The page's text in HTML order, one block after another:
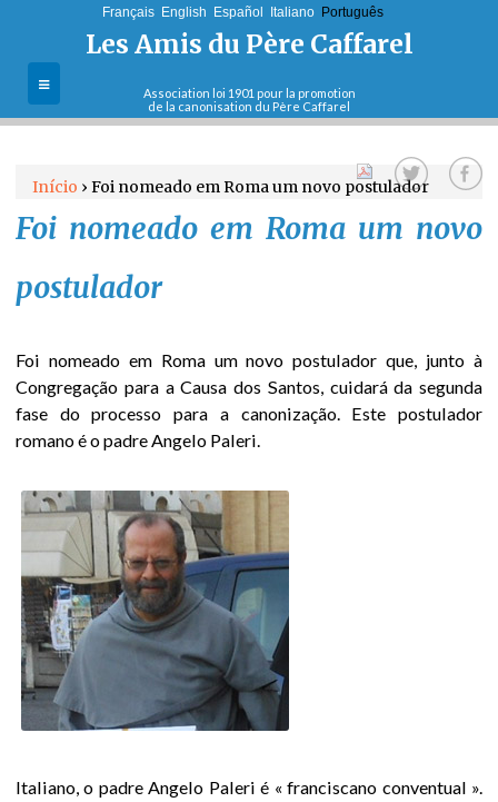
Jump to navigation
Les Amis du Père Caffarel
Association loi 1901 pour la promotion
de la canonisation du Père Caffarel
A Associação
missões
Actualidades
postulador
Boletins
Aderir
A causa de
canonização
Porquê ?
O desenrolar
Escrever ao
romano
Français English Español Italiano Português
E
s
á
a
q
u
i
Início › Foi nomeado em Roma um novo postulador
Foi nomeado em Roma um novo
postulador
Foi nomeado em Roma um novo postulador que, junto à
Congregação para a Causa dos Santos, cuidará da segunda
fase do processo para a canonização. Este postulador
romano é o padre Angelo Paleri.
Italiano, o padre Angelo Paleri é « franciscano conventual ».